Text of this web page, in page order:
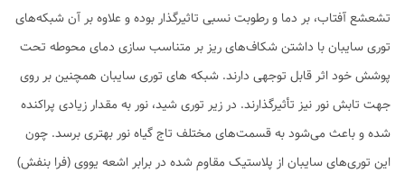
تشعشع آفتاب، بر دما و رطوبت نسبی تاثیرگذار بوده و علاوه بر آن شبکه‌های
توری سایبان با داشتن شکاف‌های ریز بر متناسب سازی دمای محوطه تحت
پوشش خود اثر قابل توجهی دارند. شبکه های توری سایبان همچنین بر روی
جهت تابش نور نیز تأثیرگذارند. در زیر توری شید، نور به مقدار زیادی پراکنده
شده و باعث می‌شود به قسمت‌های مختلف تاج گیاه نور بهتری برسد. چون
این توری‌های سایبان از پلاستیک مقاوم شده در برابر اشعه یووی (فرا بنفش)